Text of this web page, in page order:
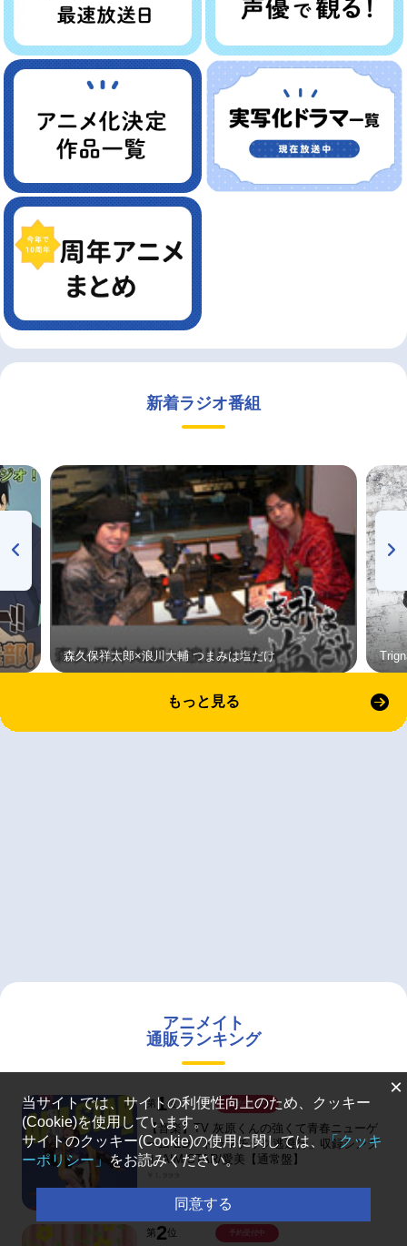
新着ラジオ番組
森久保祥太郎×浪川大輔 つまみは塩だけ
もっと見る
アニメイト
通販ランキング
第1位
【音楽】TV 灰原くんの強くて青春ニューゲ
ーム ED「ドラマチック逃避行」収録シング
ル AIM STAR/愛美【通常盤】
予約受付中
第2位 予約受付中
×
当サイトでは、サイトの利便性向上のため、クッキー
(Cookie)を使用しています。
サイトのクッキー(Cookie)の使用に関しては、「クッキ
ーポリシー」をお読みください。
同意する